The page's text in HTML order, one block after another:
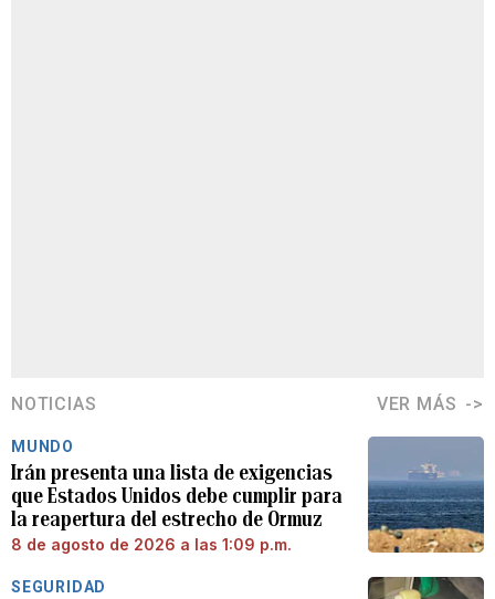
NOTICIAS VER MÁS
MUNDO
Irán presenta una lista de exigencias
que Estados Unidos debe cumplir para
la reapertura del estrecho de Ormuz
8 de agosto de 2026 a las 1:09 p.m.
SEGURIDAD